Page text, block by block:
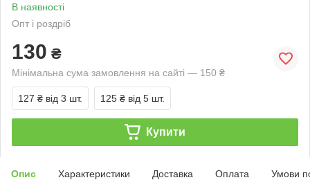
В наявності
Опт і роздріб
130 ₴
Мінімальна сума замовлення на сайті — 150 ₴
127 ₴ від 3 шт. 125 ₴ від 5 шт.
Купити
Опис Характеристики Доставка Оплата Умови